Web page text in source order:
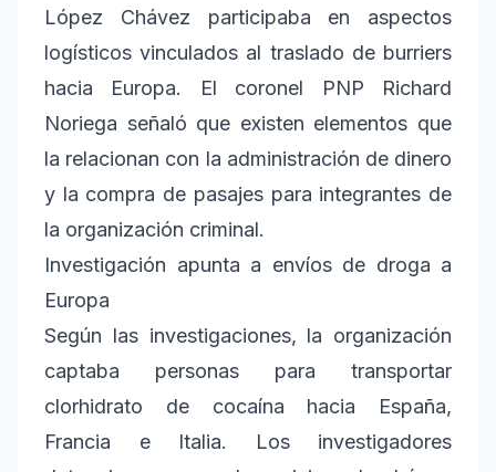
López Chávez participaba en aspectos
logísticos vinculados al traslado de burriers
hacia Europa. El coronel PNP Richard
Noriega señaló que existen elementos que
la relacionan con la administración de dinero
y la compra de pasajes para integrantes de
la organización criminal.
Investigación apunta a envíos de droga a
Europa
Según las investigaciones, la organización
captaba personas para transportar
clorhidrato de cocaína hacia España,
Francia e Italia. Los investigadores